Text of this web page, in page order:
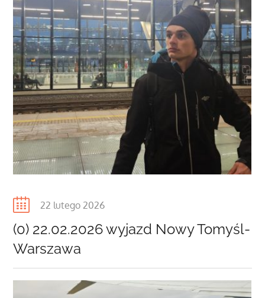
Posted
22 lutego 2026
(0) 22.02.2026 wyjazd Nowy Tomyśl-
Warszawa